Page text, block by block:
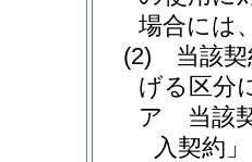
場合には
(2)
当該
げる区分
ア
当該
入契約